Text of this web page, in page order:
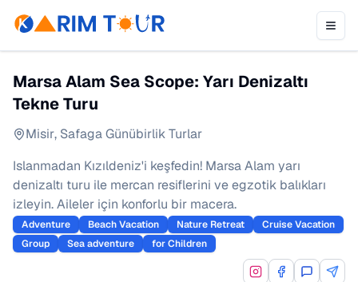
Marsa Alam Sea Scope: Yarı Denizaltı
Tekne Turu
Misir, Safaga Günübirlik Turlar
Islanmadan Kızıldeniz'i keşfedin! Marsa Alam yarı
denizaltı turu ile mercan resiflerini ve egzotik balıkları
izleyin. Aileler için konforlu bir macera.
Adventure Beach Vacation Nature Retreat
Cruise Vacation
Group
Sea adventure for Children